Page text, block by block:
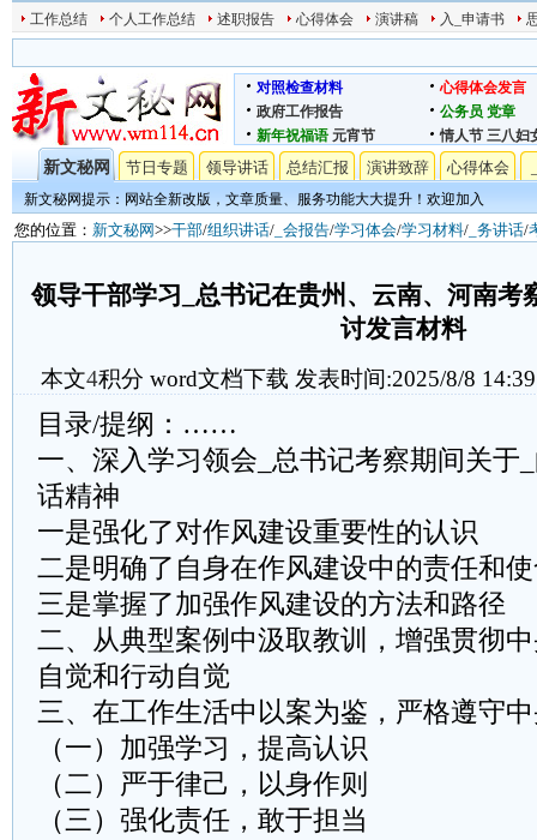
工作总结 个人工作总结 述职报告 心得体会 演讲稿 入_申请书
对照检查材料
心得体会发言
政府工作报告
公务员 党章
新年祝福语 元宵节 情人节 三八妇
新文秘网 节日专题 领导讲话 总结汇报 演讲致辞 心得体会
新文秘网提示：网站全新改版，文章质量、服务功能大大提升！欢迎加入
您的位置： 新文秘网>>干部/组织讲话/ _会报告/学习体会/学习材料/ _务讲话/
领导干部学习_总书记在贵州、云南、河南考
讨发言材料
本文4积分 word文档下载 发表时间:2025/8/8
目录/提纲：……
一、深入学习领会_总书记考察期间关于
话精神
一是强化了对作风建设重要性的认识
二是明确了自身在作风建设中的责任和
三是掌握了加强作风建设的方法和路径
二、从典型案例中汲取教训，增强贯彻
自觉和行动自觉
三、在工作生活中以案为鉴，严格遵守
（一）加强学习，提高认识
（二）严于律己，以身作则
（三）强化责任，敢于担当